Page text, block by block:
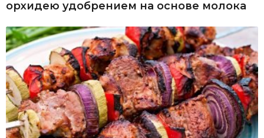
орхидею удобрением на основе молока